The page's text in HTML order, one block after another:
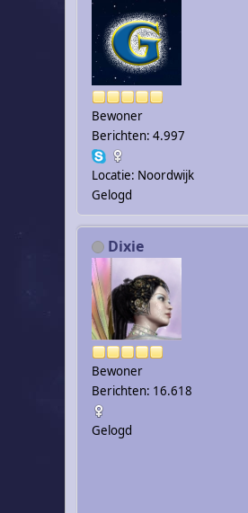
Bewoner
Berichten: 4.997
Locatie: Noordwijk
Gelogd
Dixie
Bewoner
Berichten: 16.618
Gelogd